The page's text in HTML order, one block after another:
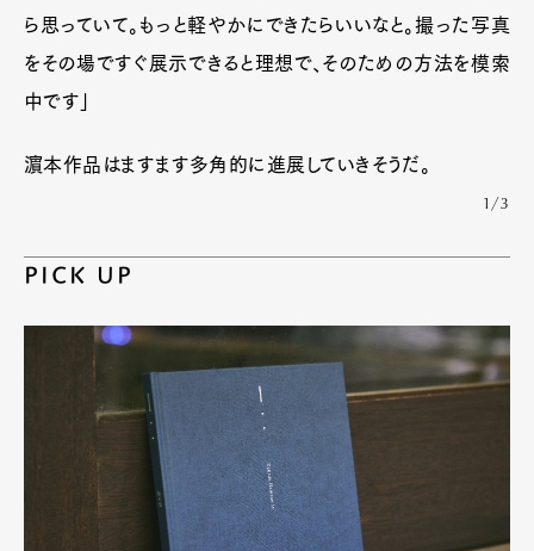
ら思っていて。もっと軽やかにできたらいいなと。撮った写真
をその場ですぐ展示できると理想で、そのための方法を模索
中です」
濵本作品はますます多角的に進展していきそうだ。
1/3
PICK UP